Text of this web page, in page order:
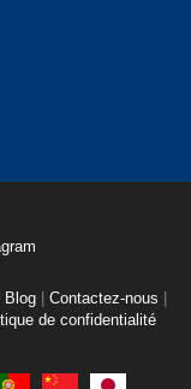
Blog Contactez-nous
de confidentialité